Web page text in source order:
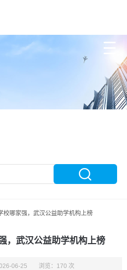
校哪家强，武汉公益助学机构上榜
，武汉公益助学机构上榜
06-25 浏览：170 次